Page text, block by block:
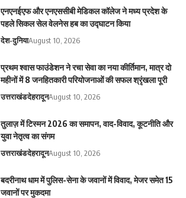
एनएनईएफ और एनएससीबी मेडिकल कॉलेज ने मध्य प्रदेश के
पहले सिकल सेल वेलनेस हब का उद्घाटन किया
देश-दुनियाAugust 10, 2026
प्रथम श्वास फाउंडेशन ने रचा सेवा का नया कीर्तिमान, मात्र दो
महीनों में 8 जनहितकारी परियोजनाओं की सफल श्रृंखला पूरी
उत्तराखंडदेहरादूनAugust 10, 2026
तुलाज़ में टिस्मन 2026 का समापन, वाद-विवाद, कूटनीति और
युवा नेतृत्व का संगम
उत्तराखंडदेहरादूनAugust 10, 2026
बदरीनाथ धाम में पुलिस-सेना के जवानों में विवाद, मेजर समेत 15
जवानों पर मुकदमा